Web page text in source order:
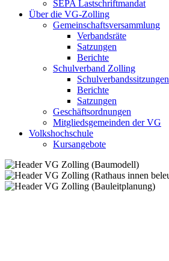
SEPA Lastschriftmandat
Über die VG-Zolling
Gemeinschaftsversammlung
Verbandsräte
Satzungen
Berichte
Schulverband Zolling
Schulverbandssitzungen
Berichte
Satzungen
Geschäftsordnungen
Mitgliedsgemeinden der VG
Volkshochschule
Kursangebote